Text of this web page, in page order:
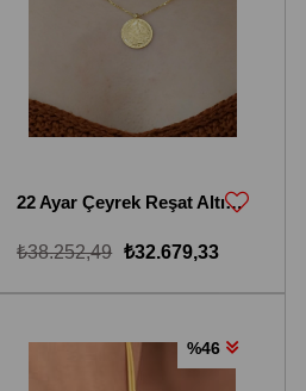
22 Ayar Çeyrek Reşat Altınlı Dorika Toplu Kolye
₺32.679,33
₺38.252,49
%46